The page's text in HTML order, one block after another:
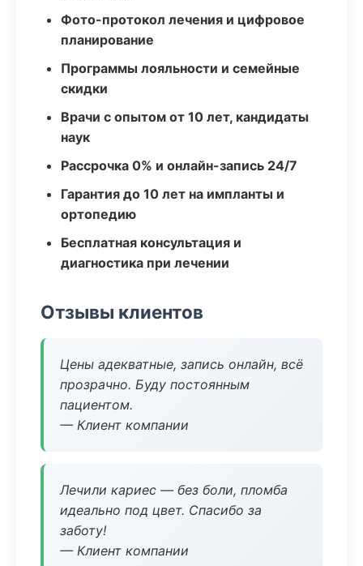
Фото-протокол лечения и цифровое
планирование
Программы лояльности и семейные
скидки
Врачи с опытом от 10 лет, кандидаты
наук
Рассрочка 0% и онлайн-запись 24/7
Гарантия до 10 лет на импланты и
ортопедию
Бесплатная консультация и
диагностика при лечении
Отзывы клиентов
Цены адекватные, запись онлайн, всё
прозрачно. Буду постоянным
пациентом.
— Клиент компании
Лечили кариес — без боли, пломба
идеально под цвет. Спасибо за
заботу!
— Клиент компании